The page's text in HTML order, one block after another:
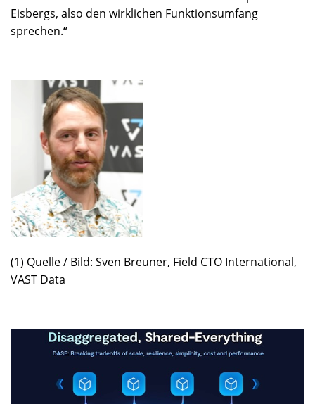
Eisbergs, also den wirklichen Funktionsumfang
sprechen.“
(1) Quelle / Bild: Sven Breuner, Field CTO International,
VAST Data